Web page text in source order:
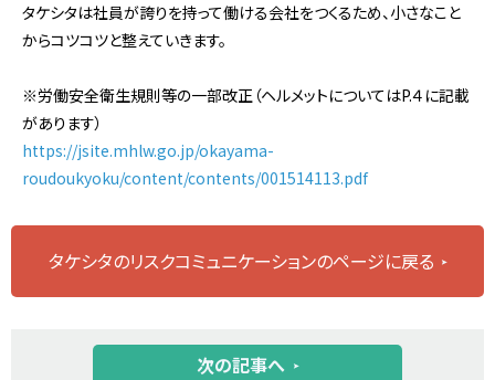
タケシタは社員が誇りを持って働ける会社をつくるため、小さなこと
からコツコツと整えていきます。
※労働安全衛生規則等の一部改正（ヘルメットについてはP.４に記載
があります）
https://jsite.mhlw.go.jp/okayama-
roudoukyoku/content/contents/001514113.pdf
タケシタのリスクコミュニケーションのページに戻る
次の記事へ